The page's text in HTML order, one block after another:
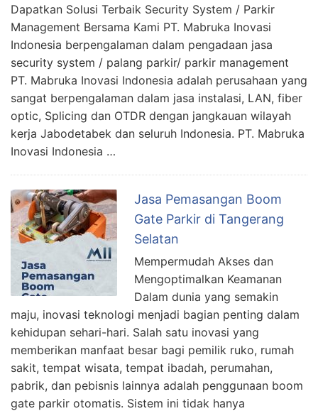
Dapatkan Solusi Terbaik Security System / Parkir
Management Bersama Kami PT. Mabruka Inovasi
Indonesia berpengalaman dalam pengadaan jasa
security system / palang parkir/ parkir management
PT. Mabruka Inovasi Indonesia adalah perusahaan yang
sangat berpengalaman dalam jasa instalasi, LAN, fiber
optic, Splicing dan OTDR dengan jangkauan wilayah
kerja Jabodetabek dan seluruh Indonesia. PT. Mabruka
Inovasi Indonesia …
Jasa Pemasangan Boom
Gate Parkir di Tangerang
Selatan
Mempermudah Akses dan
Mengoptimalkan Keamanan
Dalam dunia yang semakin
maju, inovasi teknologi menjadi bagian penting dalam
kehidupan sehari-hari. Salah satu inovasi yang
memberikan manfaat besar bagi pemilik ruko, rumah
sakit, tempat wisata, tempat ibadah, perumahan,
pabrik, dan pebisnis lainnya adalah penggunaan boom
gate parkir otomatis. Sistem ini tidak hanya